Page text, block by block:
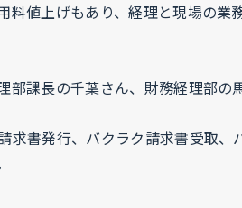
値上げもあり、経理と現場の
課長の千葉さん、財務経理部の
書発行、バクラク請求書受取、